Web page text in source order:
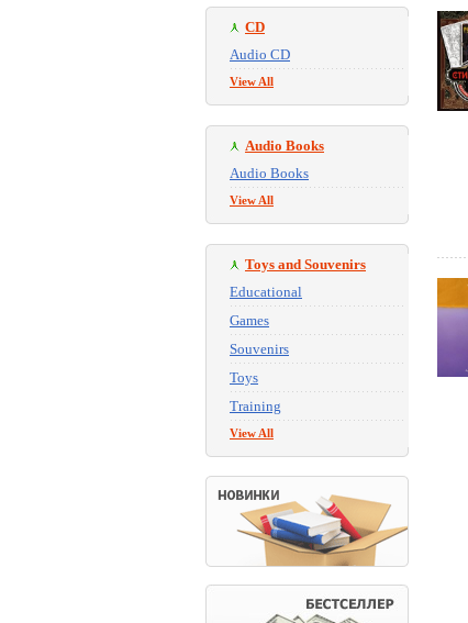
CD
Audio CD
View All
Audio Books
Audio Books
View All
Toys and Souvenirs
Educational
Games
Souvenirs
Toys
Training
View All